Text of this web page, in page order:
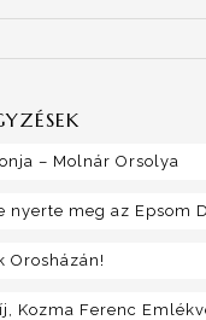
– Molnár Orsolya
nyerte meg az Epsom
Orosházán!
Kozma Ferenc